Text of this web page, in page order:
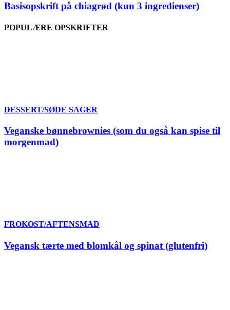
Basisopskrift på chiagrød (kun 3 ingredienser)
POPULÆRE OPSKRIFTER
DESSERT/SØDE SAGER
Veganske bønnebrownies (som du også kan spise til
morgenmad)
FROKOST/AFTENSMAD
Vegansk tærte med blomkål og spinat (glutenfri)